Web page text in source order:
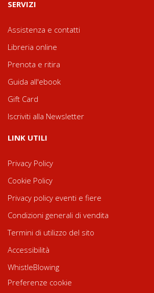
SERVIZI
Assistenza e contatti
Libreria online
Prenota e ritira
Guida all'ebook
Gift Card
Iscriviti alla Newsletter
LINK UTILI
Privacy Policy
Cookie Policy
Privacy policy eventi e fiere
Condizioni generali di vendita
Termini di utilizzo del sito
Accessibilità
WhistleBlowing
Preferenze cookie